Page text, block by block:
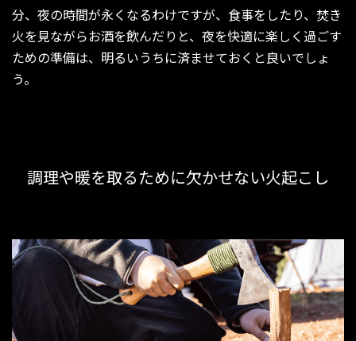
分、夜の時間が永くなるわけですが、食事をしたり、焚き
火を見ながらお酒を飲んだりと、夜を快適に楽しく過ごす
ための準備は、明るいうちに済ませておくと良いでしょ
う。
調理や暖を取るために欠かせない火起こし